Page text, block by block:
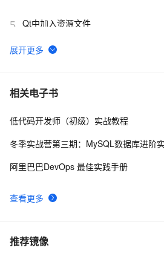
5 Qt中加入资源文件
6 QT5.14.2 视频分帧：QT与FFmpeg的
7 【Qt 学习笔记】Qt窗口 | 对话框 | 创
8 Qt中的菜单类使用
相关电子书
查看更多
低代码开发师（初级）实战教程
冬季实战营第三期：MySQL数据库进阶
阿里巴巴DevOps 最佳实践手册
推荐镜像